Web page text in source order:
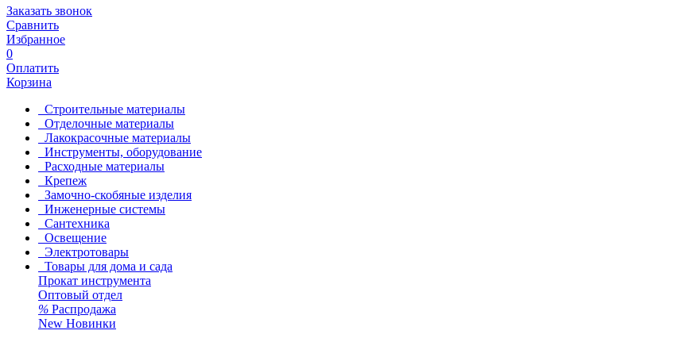
Заказать звонок
Сравнить
Избранное
0
Оплатить
Корзина
Строительные материалы
Отделочные материалы
Лакокрасочные материалы
Инструменты, оборудование
Расходные материалы
Крепеж
Замочно-скобяные изделия
Инженерные системы
Сантехника
Освещение
Электротовары
Товары для дома и сада
Прокат инструмента
Оптовый отдел
% Распродажа
New Новинки